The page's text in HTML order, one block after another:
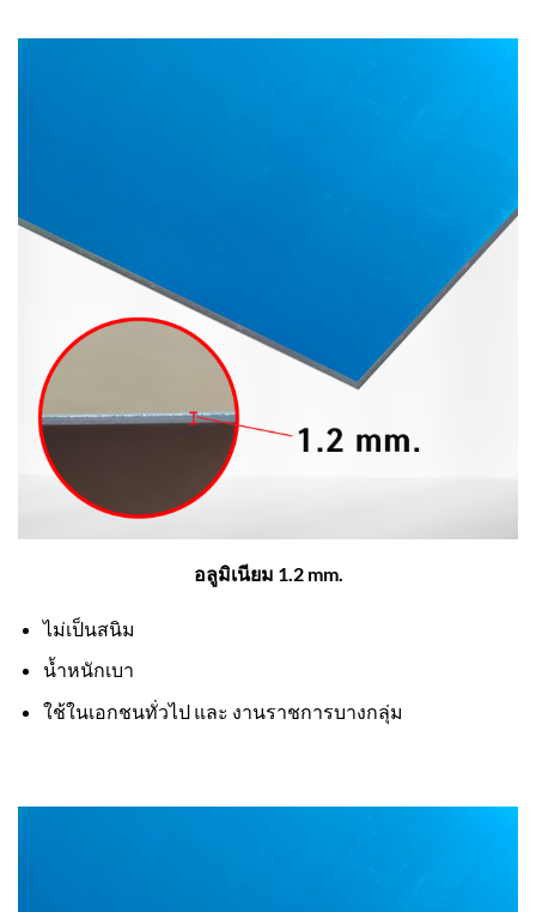
อลูมิเนียม 1.2 mm.
ไม่เป็นสนิม
น้ำหนักเบา
ใช้ในเอกชนทั่วไป และ งานราชการบางกลุ่ม